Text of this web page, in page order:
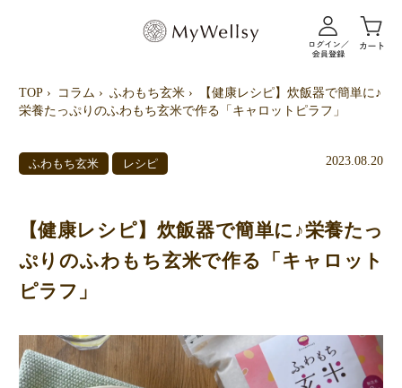
TOP コラム ふわもち玄米
【健康レシピ】炊飯器で簡単に♪
栄養たっぷりのふわもち玄米で作る「キャロットピラフ」
ふわもち玄米 レシピ 2023.08.20
【健康レシピ】炊飯器で簡単に♪栄養たっ
ぷりのふわもち玄米で作る「キャロット
ピラフ」